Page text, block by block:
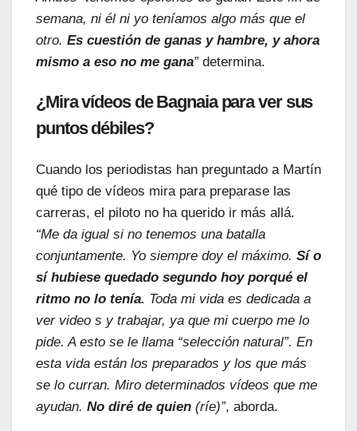
semana, ni él ni yo teníamos algo más que el
otro. Es cuestión de ganas y hambre, y ahora
mismo a eso no me gana” determina.
¿Mira vídeos de Bagnaia para ver sus
puntos débiles?
Cuando los periodistas han preguntado a Martín
qué tipo de vídeos mira para preparase las
carreras, el piloto no ha querido ir más allá.
“Me da igual si no tenemos una batalla
conjuntamente. Yo siempre doy el máximo. Sí o
sí hubiese quedado segundo hoy porqué el
ritmo no lo tenía. Toda mi vida es dedicada a
ver video s y trabajar, ya que mi cuerpo me lo
pide. A esto se le llama “selección natural”. En
esta vida están los preparados y los que más
se lo curran. Miro determinados vídeos que me
ayudan. No diré de quien (ríe)”, aborda.